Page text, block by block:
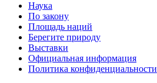
Наука
По закону
Площадь наций
Берегите природу
Выставки
Официальная информация
Политика конфиденциальности